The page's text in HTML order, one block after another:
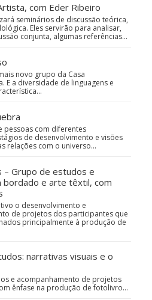
com Eder Ribeiro
seminários de discussão teórica,
Eles servirão para analisar,
conjunta, algumas referências…
novo grupo da Casa
E a diversidade de linguagens e
pessoas com diferentes
de desenvolvimento e visões
relações com o universo…
– Grupo de estudos e
bordado e arte têxtil, com
o desenvolvimento e
de projetos dos participantes que
principalmente à produção de
narrativas visuais e o
e acompanhamento de projetos
ênfase na produção de fotolivro...